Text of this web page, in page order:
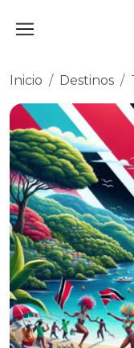
Inicio Destinos